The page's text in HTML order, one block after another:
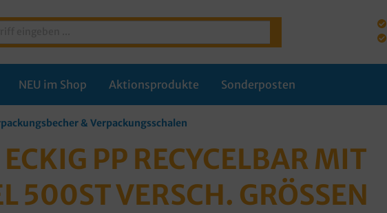
NEU im Shop Aktionsprodukte Sonderposten
& Verpackungsschalen
PP RECYCELBAR MIT
500ST VERSCH. GRÖSSEN